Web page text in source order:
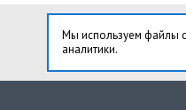
Мы используем файлы
аналитики.